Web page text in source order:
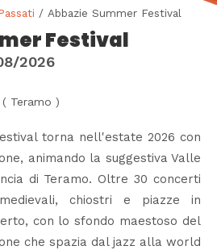
/ Abbazie Summer Festival
Festival
2026
( Teramo )
torna nell'estate 2026 con
animando la suggestiva Valle
di Teramo. Oltre 30 concerti
chiostri e piazze in
con lo sfondo maestoso del
che spazia dal jazz alla world